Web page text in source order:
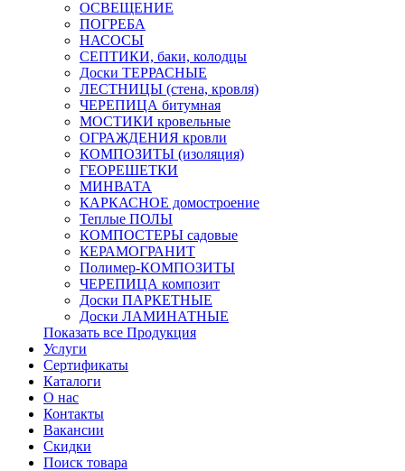
ОСВЕЩЕНИЕ
ПОГРЕБА
НАСОСЫ
СЕПТИКИ, баки, колодцы
Доски ТЕРРАСНЫЕ
ЛЕСТНИЦЫ (стена, кровля)
ЧЕРЕПИЦА битумная
МОСТИКИ кровельные
ОГРАЖДЕНИЯ кровли
КОМПОЗИТЫ (изоляция)
ГЕОРЕШЕТКИ
МИНВАТА
КАРКАСНОЕ домостроение
Теплые ПОЛЫ
КОМПОСТЕРЫ садовые
КЕРАМОГРАНИТ
Полимер-КОМПОЗИТЫ
ЧЕРЕПИЦА композит
Доски ПАРКЕТНЫЕ
Доски ЛАМИНАТНЫЕ
Показать все Продукция
Услуги
Сертификаты
Каталоги
О нас
Контакты
Вакансии
Скидки
Поиск товара